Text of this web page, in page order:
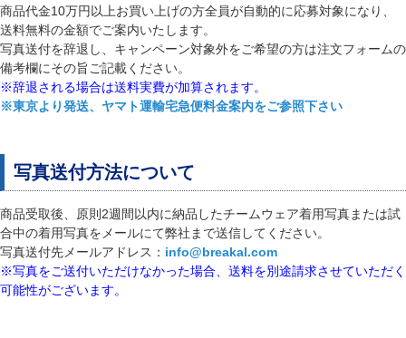
商品代金10万円以上お買い上げの方全員が自動的に応募対象になり、
送料無料の金額でご案内いたします。
写真送付を辞退し、キャンペーン対象外をご希望の方は注文フォームの
備考欄にその旨ご記載ください。
※辞退される場合は送料実費が加算されます。
※東京より発送、ヤマト運輸宅急便料金案内をご参照下さい
写真送付方法について
商品受取後、原則2週間以内に納品したチームウェア着用写真または試
合中の着用写真をメールにて弊社まで送信してください。
写真送付先メールアドレス： info@breakal.com
※写真をご送付いただけなかった場合、送料を別途請求させていただく
可能性がございます。